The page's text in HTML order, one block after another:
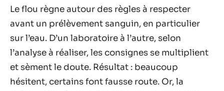
Le flou règne autour des règles à respecter
avant un prélèvement sanguin, en particulier
sur l’eau. D’un laboratoire à l’autre, selon
l’analyse à réaliser, les consignes se multiplient
et sèment le doute. Résultat : beaucoup
hésitent, certains font fausse route. Or, la